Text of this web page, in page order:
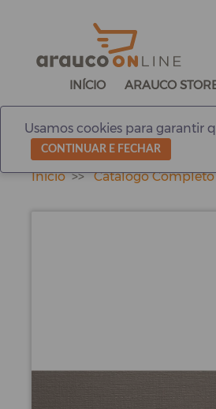
INÍCIO ARAUCO
Usamos cookies para garantir
CONTINUAR E FECHAR
Início Catálogo Completo